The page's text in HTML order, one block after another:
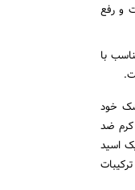
و رفع
با
خود
کرم ضد
اسید